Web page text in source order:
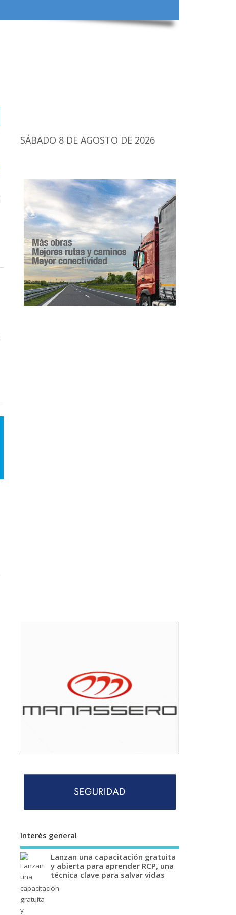
SÁBADO 8 DE AGOSTO DE 2026
Interés general
Lanzan una capacitación gratuita
y abierta para aprender RCP, una
técnica clave para salvar vidas